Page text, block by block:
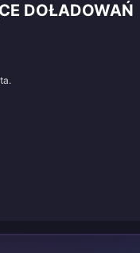
DOŁADOWAŃ